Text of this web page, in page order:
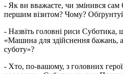
- Як ви вважаєте, чи змінився сам
першим візитом? Чому?
- Назвіть головні риси Суботика,
«Машина для здійснення бажань,
суботу»?
- Хто, по-вашому, з головних